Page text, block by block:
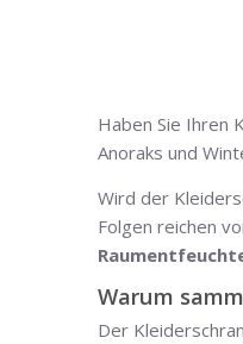
Haben Sie Ihren
Anoraks und
Wird der
Folgen reichen
Warum
Der